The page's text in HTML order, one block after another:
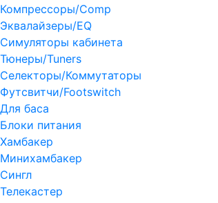
Компрессоры/Comp
Эквалайзеры/EQ
Симуляторы кабинета
Тюнеры/Tuners
Селекторы/Коммутаторы
Футсвитчи/Footswitch
Для баса
Блоки питания
Хамбакер
Минихамбакер
Сингл
Телекастер